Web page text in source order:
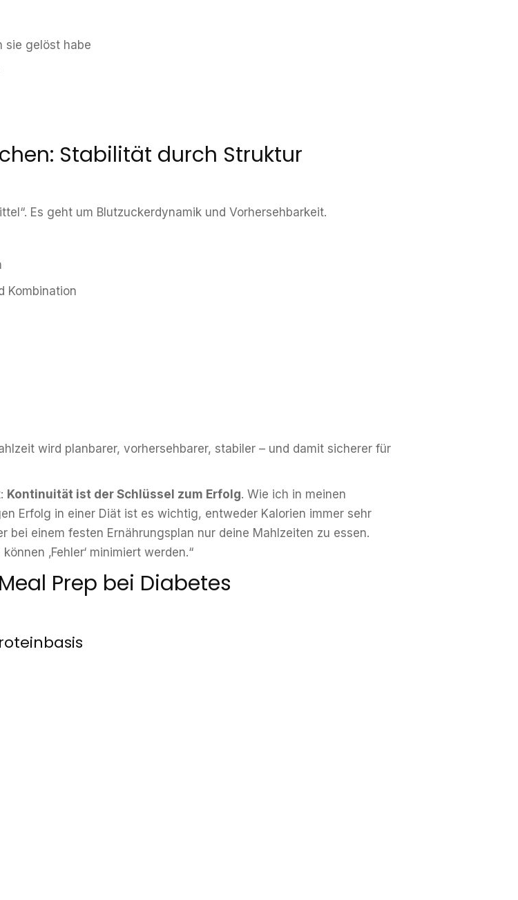
sie gelöst habe
Stabilität durch Struktur
Es geht um Blutzuckerdynamik und Vorhersehbarkeit.
Kombination
wird planbarer, vorhersehbarer, stabiler – und damit sicherer für
Kontinuität ist der Schlüssel zum Erfolg. Wie ich in meinen
Erfolg in einer Diät ist es wichtig, entweder Kalorien immer sehr
einem festen Ernährungsplan nur deine Mahlzeiten zu essen.
‚Fehler‘ minimiert werden.“
Prep bei Diabetes